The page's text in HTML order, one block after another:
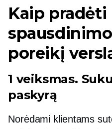
Kaip pradėti
poreikį
1 veiksmas.
paskyrą
Norėdami klientams